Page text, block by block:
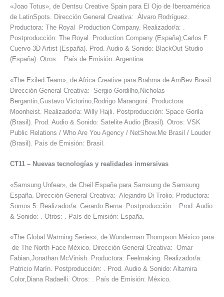
«Joao Totus», de Dentsu Creative Spain para El Ojo de Iberoamérica
de LatinSpots. Dirección General Creativa: Álvaro Rodríguez.
Productora: The Royal Production Company. Realizador/a: .
Postproducción: The Royal Production Company (España),Carlos F.
Cuervo 3D Artist (España). Prod. Audio & Sonido: BlackOut Studio
(España). Otros: . País de Emisión: Argentina.
«The Exiled Team», de Africa Creative para Brahma de AmBev Brasil.
Dirección General Creativa: Sergio Gordilho,Nicholas
Bergantin,Gustavo Victorino,Rodrigo Marangoni. Productora:
Moonheist. Realizador/a: Willy Hajli. Postproducción: Space Gorila
(Brasil). Prod. Audio & Sonido: Satelite Audio (Brasil). Otros: VSK
Public Relations / Who Are You Agency / NetShow.Me Brasil / Louder
(Brasil). País de Emisión: Brasil.
CT11 – Nuevas tecnologías y realidades inmersivas
«Samsung Unfear», de Cheil España para Samsung de Samsung
España. Dirección General Creativa: Alejandro Di Trolio. Productora:
Somos 5. Realizador/a: Gerardo Berna. Postproducción: . Prod. Audio
& Sonido: . Otros: . País de Emisión: España.
«The Global Warming Series», de Wunderman Thompson México para
de The North Face México. Dirección General Creativa: Omar
Fabian,Jonathan McVinish. Productora: Feelmaking. Realizador/a:
Patricio Marín. Postproducción: . Prod. Audio & Sonido: Altamira
Color,Diana Radaelli. Otros: . País de Emisión: México.